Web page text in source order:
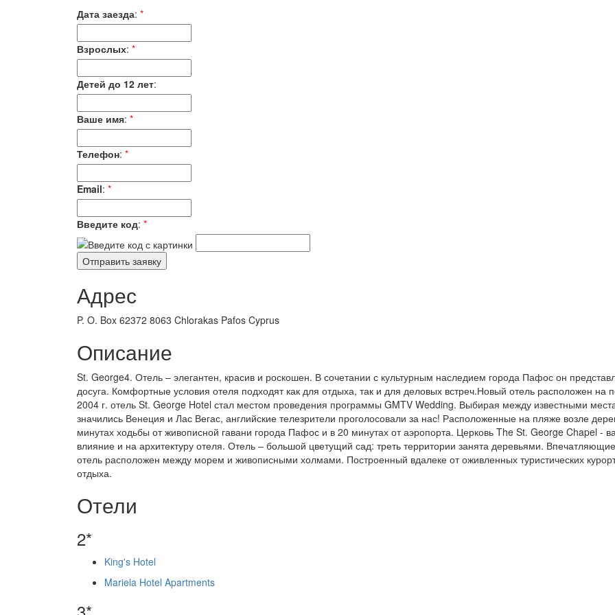
Дата заезда: *
Взрослых: *
Детей до 12 лет:
Ваше имя: *
Телефон: *
Email: *
Введите код: *
Адрес
P. O. Box 62372 8063 Chlorakas Pafos Cyprus
Описание
St. George4. Отель – элегантен, красив и роскошен. В сочетании с культурным наследием города Пафос он
досуга. Комфортные условия отеля подходят как для отдыха, так и для деловых встреч.Новый отель расположен
2004 г. отель St. George Hotel стал местом проведения программы GMTV Wedding. Выбирая между известными
значились Венеция и Лас Вегас, английские телезрители проголосовали за нас! Расположенные на пляже возле
минутах ходьбы от живописной гавани города Пафос и в 20 минутах от аэропорта. Церковь The St. George Chapel -
влияние и на архитектуру отеля. Отель – большой цветущий сад: треть территории занята деревьями.
отель расположен между морем и живописными холмами. Построенный вдалеке от оживленных туристических
отдыха.
Отели
2*
King's Hotel
Mariela Hotel Apartments